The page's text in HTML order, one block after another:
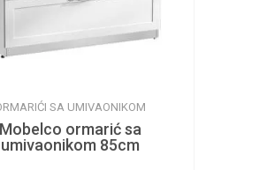
SA UMIVAONIKOM
Mobelco ormarić sa
umivaonikom 85cm